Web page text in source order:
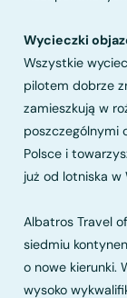
Wycieczki
Wszystkie
pilotem dobrze
zamieszkują w
poszczególnymi
Polsce i
już od lotniska w
Albatros Travel
siedmiu
o nowe kierunki.
wysoko